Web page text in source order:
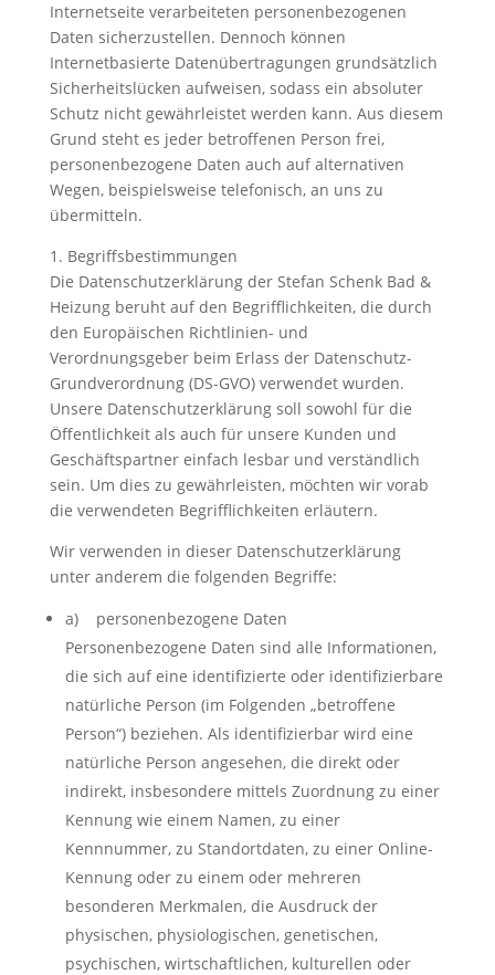
Internetseite verarbeiteten personenbezogenen
Daten sicherzustellen. Dennoch können
Internetbasierte Datenübertragungen grundsätzlich
Sicherheitslücken aufweisen, sodass ein absoluter
Schutz nicht gewährleistet werden kann. Aus diesem
Grund steht es jeder betroffenen Person frei,
personenbezogene Daten auch auf alternativen
Wegen, beispielsweise telefonisch, an uns zu
übermitteln.
1. Begriffsbestimmungen
Die Datenschutzerklärung der Stefan Schenk Bad &
Heizung beruht auf den Begrifflichkeiten, die durch
den Europäischen Richtlinien- und
Verordnungsgeber beim Erlass der Datenschutz-
Grundverordnung (DS-GVO) verwendet wurden.
Unsere Datenschutzerklärung soll sowohl für die
Öffentlichkeit als auch für unsere Kunden und
Geschäftspartner einfach lesbar und verständlich
sein. Um dies zu gewährleisten, möchten wir vorab
die verwendeten Begrifflichkeiten erläutern.
Wir verwenden in dieser Datenschutzerklärung
unter anderem die folgenden Begriffe:
a) personenbezogene Daten
Personenbezogene Daten sind alle Informationen,
die sich auf eine identifizierte oder identifizierbare
natürliche Person (im Folgenden „betroffene
Person“) beziehen. Als identifizierbar wird eine
natürliche Person angesehen, die direkt oder
indirekt, insbesondere mittels Zuordnung zu einer
Kennung wie einem Namen, zu einer
Kennnummer, zu Standortdaten, zu einer Online-
Kennung oder zu einem oder mehreren
besonderen Merkmalen, die Ausdruck der
physischen, physiologischen, genetischen,
psychischen, wirtschaftlichen, kulturellen oder